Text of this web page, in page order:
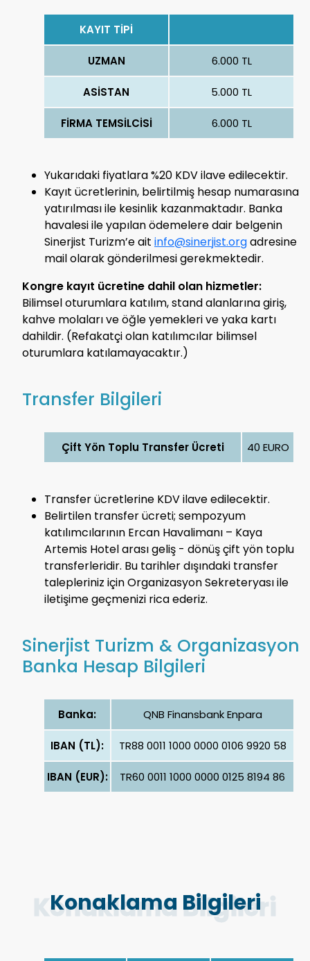
KAYIT TİPİ
UZMAN 6.000 TL
ASİSTAN 5.000 TL
FİRMA TEMSİLCİSİ 6.000 TL
Yukarıdaki fiyatlara %20 KDV ilave edilecektir.
Kayıt ücretlerinin, belirtilmiş hesap numarasına
yatırılması ile kesinlik kazanmaktadır. Banka
havalesi ile yapılan ödemelere dair belgenin
Sinerjist Turizm’e ait info@sinerjist.orgadresine
mail olarak gönderilmesi gerekmektedir.
Kongre kayıt ücretine dahil olan hizmetler:
Bilimsel oturumlara katılım, stand alanlarına giriş,
kahve molaları ve öğle yemekleri ve yaka kartı
dahildir. (Refakatçi olan katılımcılar bilimsel
oturumlara katılamayacaktır.)
Transfer Bilgileri
Çift Yön Toplu Transfer Ücreti 40 EURO
Transfer ücretlerine KDV ilave edilecektir.
Belirtilen transfer ücreti; sempozyum
katılımcılarının Ercan Havalimanı – Kaya
Artemis Hotel arası geliş - dönüş çift yön toplu
transferleridir. Bu tarihler dışındaki transfer
talepleriniz için Organizasyon Sekreteryası ile
iletişime geçmenizi rica ederiz.
Sinerjist Turizm & Organizasyon
Banka Hesap Bilgileri
Banka: QNB Finansbank Enpara
IBAN (TL): TR88 0011 1000 0000 0106 9920 58
IBAN (EUR): TR60 0011 1000 0000 0125 8194 86
Konaklama Bilgileri